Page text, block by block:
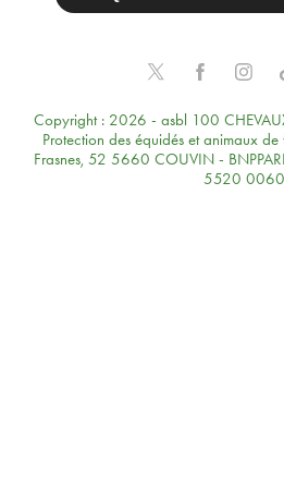
Copyright : 2026 - asbl 100
Protection des équidés et animaux
Frasnes, 52 5660 COUVIN -
5520 0060